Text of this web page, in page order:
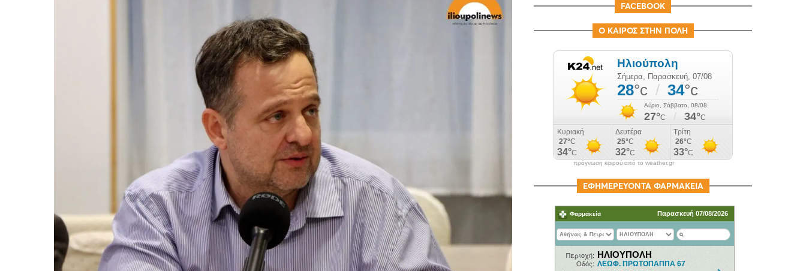
FACEBOOK
Ο ΚΑΙΡΟΣ ΣΤΗΝ ΠΟΛΗ
πρόγνωση καιρού από το weather.gr
ΕΦΗΜΕΡΕΥΟΝΤΑ ΦΑΡΜΑΚΕΙΑ